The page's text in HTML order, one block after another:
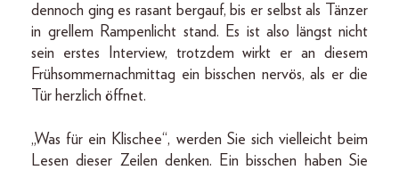
dennoch ging es rasant bergauf, bis er selbst als Tänzer
in grellem Rampenlicht stand. Es ist also längst nicht
sein erstes Interview, trotzdem wirkt er an diesem
Frühsommernachmittag ein bisschen nervös, als er die
Tür herzlich öffnet.
„Was für ein Klischee“, werden Sie sich vielleicht beim
Lesen dieser Zeilen denken. Ein bisschen haben Sie